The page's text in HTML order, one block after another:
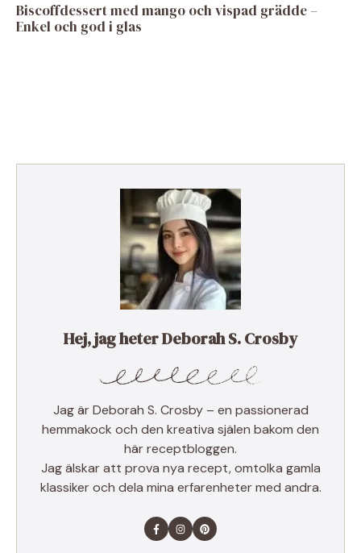
Biscoffdessert med mango och vispad grädde –
Enkel och god i glas
Hej, jag heter Deborah S. Crosby
Jag är Deborah S. Crosby – en passionerad
hemmakock och den kreativa själen bakom den
här receptbloggen.
Jag älskar att prova nya recept, omtolka gamla
klassiker och dela mina erfarenheter med andra.